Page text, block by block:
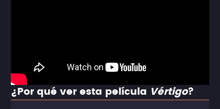
¿Por qué ver esta película Vértigo?